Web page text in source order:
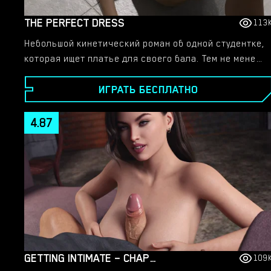
THE PERFECT DRESS
Небольшой кинетический роман об одной студентке,
которая ищет платье для своего бала. Тем не менее
естественная красота Элли сразу же привлечет
внимание продавца, и он попытается ею
манипулировать.
ИГРАТЬ БЕСПЛАТНО
GETTING INTIMATE – CHAPTER 1
4.87